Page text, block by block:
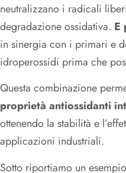
neutralizzano i radicali
degradazione ossidativa. E
in sinergia con i primari e
idroperossidi prima che
Questa combinazione
proprietà antiossidanti
ottenendo la stabilità e
applicazioni industriali.
Sotto riportiamo un